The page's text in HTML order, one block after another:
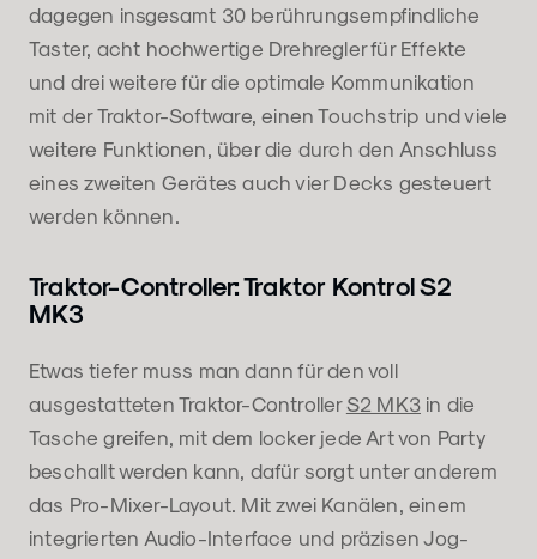
dagegen insgesamt 30 berührungsempfindliche
Taster, acht hochwertige Drehregler für Effekte
und drei weitere für die optimale Kommunikation
mit der Traktor-Software, einen Touchstrip und viele
weitere Funktionen, über die durch den Anschluss
eines zweiten Gerätes auch vier Decks gesteuert
werden können.
Traktor-Controller: Traktor Kontrol S2
MK3
Etwas tiefer muss man dann für den voll
ausgestatteten Traktor-ControllerS2 MK3 in die
Tasche greifen, mit dem locker jede Art von Party
beschallt werden kann, dafür sorgt unter anderem
das Pro-Mixer-Layout. Mit zwei Kanälen, einem
integrierten Audio-Interface und präzisen Jog-